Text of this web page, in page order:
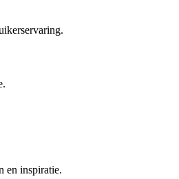
en inspiratie.